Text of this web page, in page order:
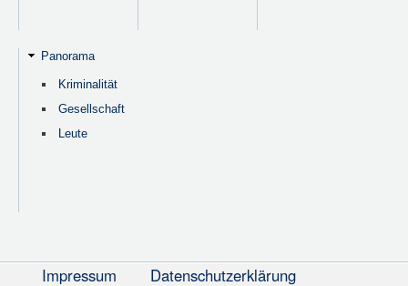
Panorama
Kriminalität
Gesellschaft
Leute
Impressum Datenschutzerklärung